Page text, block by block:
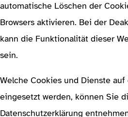
automatische Löschen der
Browsers aktivieren. Bei der
kann die Funktionalität dieser
sein.
Welche Cookies und Dienste
eingesetzt werden, können Sie
Datenschutzerklärung